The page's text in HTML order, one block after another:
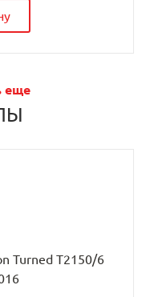
еще
Turned T2150/6